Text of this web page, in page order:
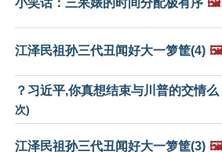
江泽民祖孙三代丑闻好大一箩筐(4) 🖼️
？习近平,你真想结束与川普的交情么
次)
江泽民祖孙三代丑闻好大一箩筐(3) 🖼️